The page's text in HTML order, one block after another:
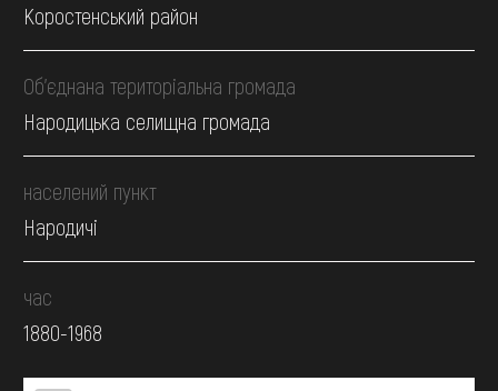
Коростенський район
Об’єднана територіальна громада
Народицька селищна громада
населений пункт
Народичі
час
1880-1968